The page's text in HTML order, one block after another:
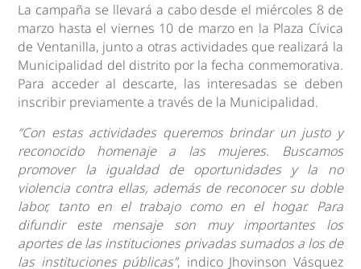
La campaña se llevará a cabo desde el miércoles 8 de
marzo hasta el viernes 10 de marzo en la Plaza Cívica
de Ventanilla, junto a otras actividades que realizará la
Municipalidad del distrito por la fecha conmemorativa.
Para acceder al descarte, las interesadas se deben
inscribir previamente a través de la Municipalidad.
“Con estas actividades queremos brindar un justo y
reconocido homenaje a las mujeres. Buscamos
promover la igualdad de oportunidades y la no
violencia contra ellas, además de reconocer su doble
labor, tanto en el trabajo como en el hogar. Para
difundir este mensaje son muy importantes los
aportes de las instituciones privadas sumados a los de
las instituciones públicas”, indico Jhovinson Vásquez